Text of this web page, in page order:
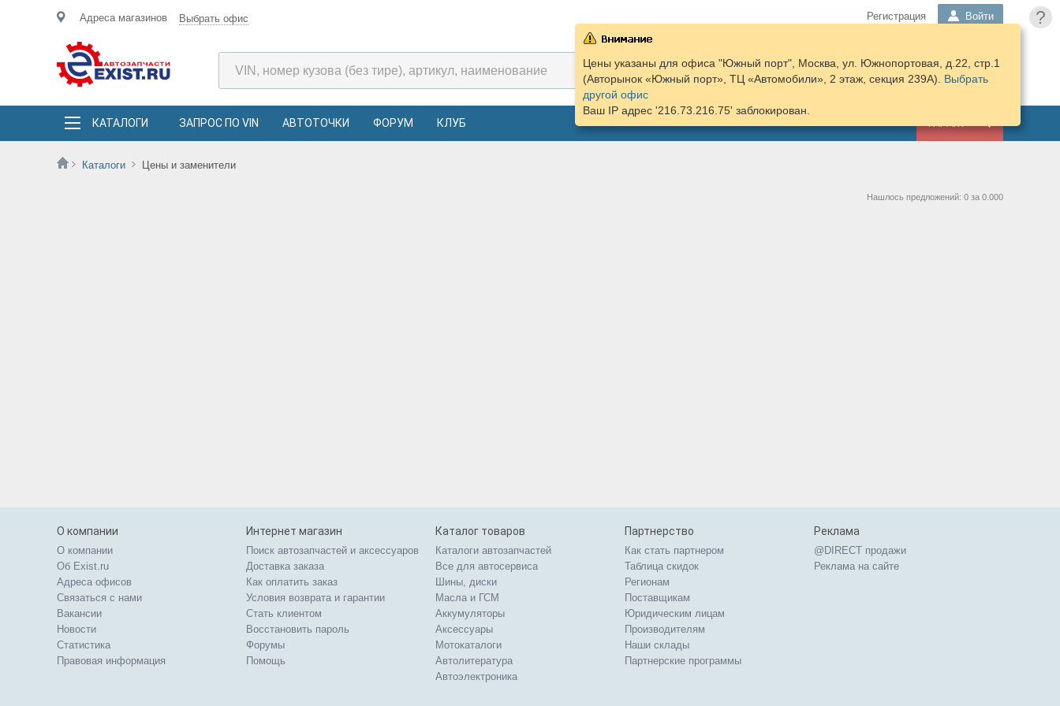
?
Адреса магазинов Выбрать офис Регистрация Войти
КОРЗИНА
ПОДОБРАТЬ
ЗАПЧАСТИ
КАТАЛОГИ ЗАПРОС ПО VIN АВТОТОЧКИ ФОРУМ КЛУБ
Каталоги Цены и заменители
Цены указаны для офиса "Южный порт", Москва, ул. Южнопортовая, д.22, стр.1
(Авторынок «Южный порт», ТЦ «Автомобили», 2 этаж, секция 239А). Выбрать
другой офис
Ваш IP адрес '216.73.216.75' заблокирован.
Нашлось предложений: 0 за 0.000
О компании
О компании
Об Exist.ru
Адреса офисов
Связаться с нами
Вакансии
Новости
Статистика
Правовая информация
Интернет магазин
Поиск автозапчастей и аксессуаров
Доставка заказа
Как оплатить заказ
Условия возврата и гарантии
Стать клиентом
Восстановить пароль
Форумы
Помощь
Каталог товаров
Каталоги автозапчастей
Все для автосервиса
Шины, диски
Масла и ГСМ
Аккумуляторы
Аксессуары
Мотокаталоги
Автолитература
Автоэлектроника
Партнерство
Как стать партнером
Таблица скидок
Регионам
Поставщикам
Юридическим лицам
Производителям
Наши склады
Партнерские программы
Реклама
@DIRECT продажи
Реклама на сайте